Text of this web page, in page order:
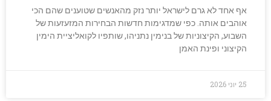
אף אחד לא גרם לישראל יותר נזק מהאנשים שטוענים שהם הכי
אוהבים אותה. כפי שמדגימות חדשות הבחירות המזעזעות של
השבוע, הקיצוניות של בנימין נתניהו, שותפיו לקואליציית הימין
הקיצוני ופינת האמן
25 יוני 2026